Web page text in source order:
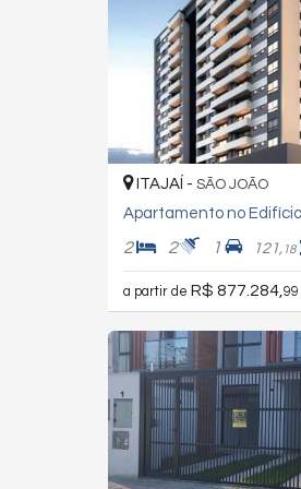
ITAJAÍ - SÃO JOÃO
2 2 1 121, 18
a partir de R$ 877.284,99